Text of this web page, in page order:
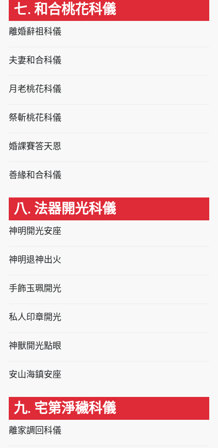
七. 和合桃花科儀
離婚辭祖科儀
夫妻和合科儀
月老桃花科儀
祭斬桃花科儀
婚課賽答天恩
善緣和合科儀
八. 法器開光科儀
神明開光安座
神明退神出火
手飾玉珮開光
私人印章開光
神獸開光點眼
安山海鎮安座
九. 宅第淨穢科儀
離家調回科儀